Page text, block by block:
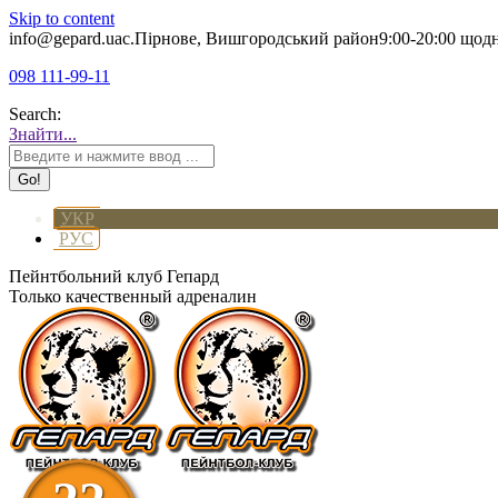
Skip to content
info@gepard.uaс.Пірнове, Вишгородський район9:00-20:00
098 111-99-11
Search:
Знайти...
УКР
РУС
Пейнтбольний клуб Гепард
Только качественный адреналин